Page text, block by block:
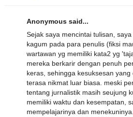
Anonymous said...
Sejak saya mencintai tulisan,
kagum pada para penulis (fiksi
wartawan yg memiliki kata2 yg
mereka berkarir dengan penuh
keras, sehingga kesuksesan
terasa nikmat luar biasa. meski
tentang jurnalistik masih seujung
memiliki waktu dan kesempatan,
mempelajarinya dan